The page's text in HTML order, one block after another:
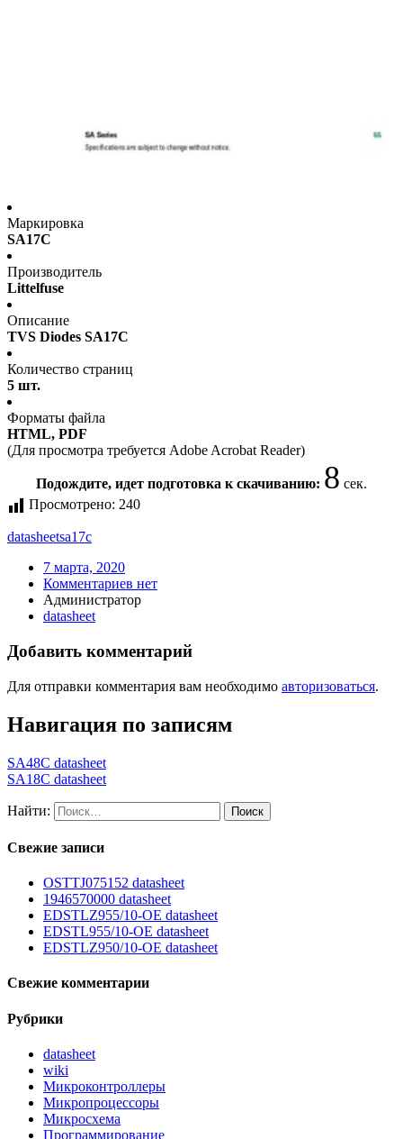
Маркировка
SA17C
Производитель
Littelfuse
Описание
TVS Diodes SA17C
Количество страниц
5 шт.
Форматы файла
HTML, PDF
(Для просмотра требуется Adobe Acrobat Reader)
Подождите, идет подготовка к скачиванию: 8 сек.
Просмотрено: 240
datasheetsa17c
7 марта, 2020
Комментариев нет
Администратор
datasheet
Добавить комментарий
Для отправки комментария вам необходимо авторизоваться.
Навигация по записям
SA48C datasheet
SA18C datasheet
Найти:
Свежие записи
OSTTJ075152 datasheet
1946570000 datasheet
EDSTLZ955/10-OE datasheet
EDSTL955/10-OE datasheet
EDSTLZ950/10-OE datasheet
Свежие комментарии
Рубрики
datasheet
wiki
Микроконтроллеры
Микропроцессоры
Микросхема
Программирование